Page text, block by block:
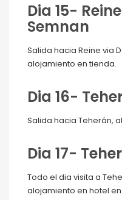
Dia 15-
Semnan
Salida hacia Reine via
alojamiento en tienda.
Dia 16-
Salida hacia Teherán,
Dia 17-
Todo el dia visita a
alojamiento en hotel